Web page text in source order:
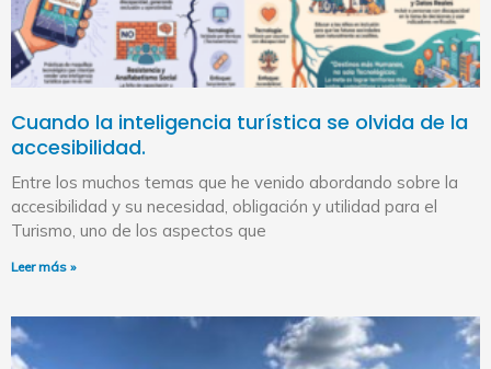
Cuando la inteligencia turística se olvida de la
accesibilidad.
Entre los muchos temas que he venido abordando sobre la
accesibilidad y su necesidad, obligación y utilidad para el
Turismo, uno de los aspectos que
Leer más »